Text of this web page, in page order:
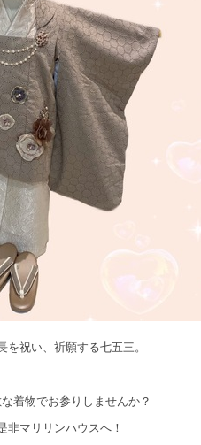
を祝い、祈願する七五三。
着物でお参りしませんか？
非マリリンハウスへ！